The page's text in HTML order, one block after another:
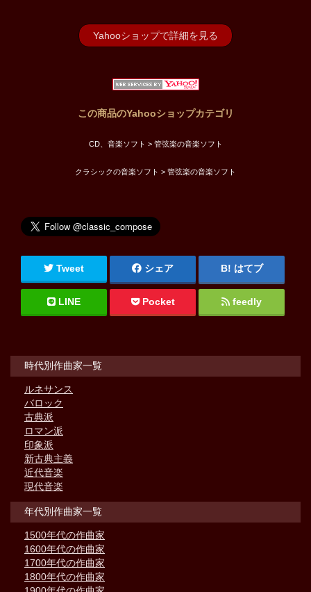
Yahooショップで詳細を見る
この商品のYahooショップカテゴリ
CD、音楽ソフト > 管弦楽の音楽ソフト
クラシックの音楽ソフト > 管弦楽の音楽ソフト
Tweet シェア はてブ
LINE Pocket feedly
時代別作曲家一覧
ルネサンス
バロック
古典派
ロマン派
印象派
新古典主義
近代音楽
現代音楽
年代別作曲家一覧
1500年代の作曲家
1600年代の作曲家
1700年代の作曲家
1800年代の作曲家